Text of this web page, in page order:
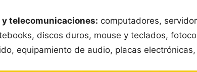
telecomunicaciones: computadores,
discos duros, mouse y teclados,
equipamiento de audio, placas